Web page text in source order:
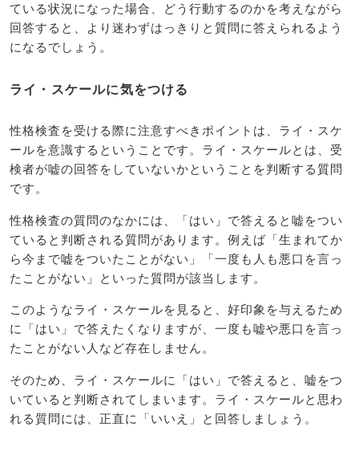
ている状況になった場合、どう行動するのかを考えながら
回答すると、より迷わずはっきりと質問に答えられるよう
になるでしょう。
ライ・スケールに気をつける
性格検査を受ける際に注意すべきポイントは、ライ・スケ
ールを意識するということです。ライ・スケールとは、受
検者が嘘の回答をしていないかということを判断する質問
です。
性格検査の質問のなかには、「はい」で答えると嘘をつい
ていると判断される質問があります。例えば「生まれてか
ら今まで嘘をついたことがない」「一度も人も悪口を言っ
たことがない」といった質問が該当します。
このようなライ・スケールを見ると、好印象を与えるため
に「はい」で答えたくなりますが、一度も嘘や悪口を言っ
たことがない人など存在しません。
そのため、ライ・スケールに「はい」で答えると、嘘をつ
いていると判断されてしまいます。ライ・スケールと思わ
れる質問には、正直に「いいえ」と回答しましょう。